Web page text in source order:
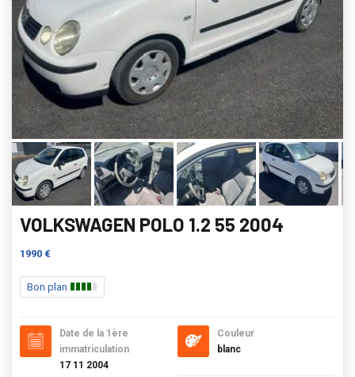
VOLKSWAGEN POLO 1.2 55 2004
1990 €
Bon plan
Date de la 1ère
immatriculation
17 11 2004
Couleur
blanc